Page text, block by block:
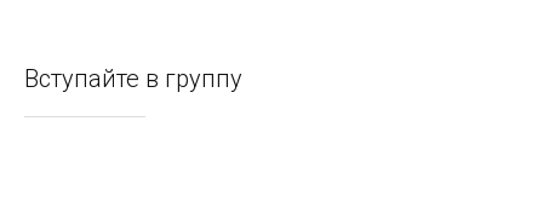
Вступайте в группу